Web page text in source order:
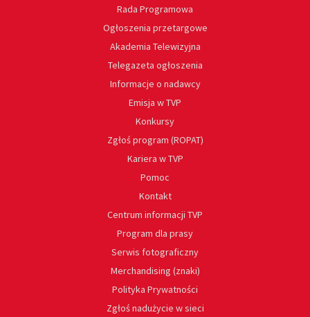
Rada Programowa
Ogłoszenia przetargowe
Akademia Telewizyjna
Telegazeta ogłoszenia
Informacje o nadawcy
Emisja w TVP
Konkursy
Zgłoś program (ROPAT)
Kariera w TVP
Pomoc
Kontakt
Centrum informacji TVP
Program dla prasy
Serwis fotograficzny
Merchandising (znaki)
Polityka Prywatności
Zgłoś nadużycie w sieci